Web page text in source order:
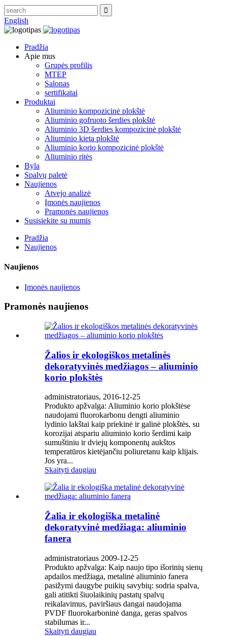
English
Pradžia
Apie mus
Grupės profilis
MTEP
Salonas
sertifikatai
Produktai
Aliuminio kompozicinė plokštė
Aliuminio gofruoto šerdies plokštė
Aliuminio 3D šerdies kompozicinė plokštė
Aliuminio kieta plokštė
Aliuminio korio kompozicinė plokštė
Aliuminio ritės
Byla
Spalvų paletė
Naujienos
Atvejo analizė
Įmonės naujienos
Pramonės naujienos
Susisiekite su mumis
Pradžia
Naujienos
Naujienos
Įmonės naujienos
Pramonės naujienos
Žalios ir ekologiškos metalinės
dekoratyvinės medžiagos – aliuminio
korio plokštės
administratoriaus, 2016-12-25
Produkto apžvalga: Aliuminio korio plokštėse
naudojami fluorokarbonu dengti aliuminio
lydinio lakštai kaip priekinė ir galinė plokštės, su
korozijai atspariu aliuminio korio šerdimi kaip
sumuštiniu ir dviejų komponentų aukštos
temperatūros kietėjančiu poliuretanu kaip klijais.
Jos yra...
Skaityti daugiau
Žalia ir ekologiška metalinė
dekoratyvinė medžiaga: aliuminio
fanera
administratoriaus 2009-12-25
Produkto apžvalga: Kaip naujo tipo išorinių sienų
apdailos medžiaga, metalinė aliuminio fanera
pasižymi daugybe puikių savybių: sodria spalva,
gali atitikti šiuolaikinių pastatų spalvų
reikalavimus, paviršiaus dangai naudojama
PVDF fluorokarboninė danga, geras spalvos
stabilumas ir...
Skaityti daugiau